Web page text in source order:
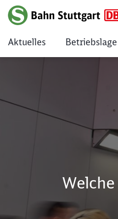
Aktuelles